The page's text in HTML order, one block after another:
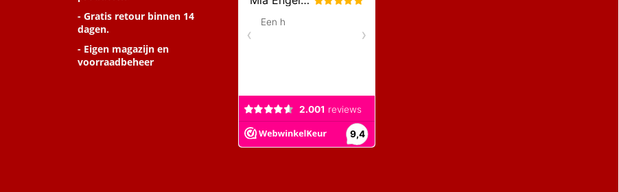
- Gratis retour binnen 14
dagen.
- Eigen magazijn en
voorraadbeheer